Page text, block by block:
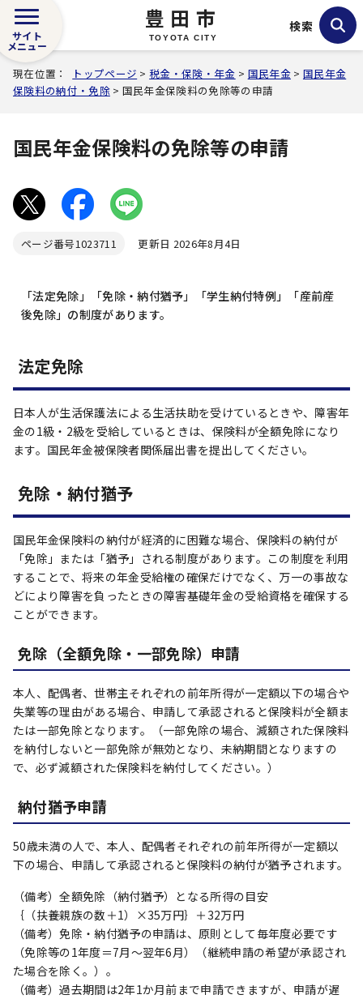
豊田市
TOYOTA CITY
サイト
メニュー
検索
現在位置： トップページ >税金・保険・年金 > 国民年金> 国民年金
保険料の納付・免除> 国民年金保険料の免除等の申請
国民年金保険料の免除等の申請
ページ番号1023711 更新日 2026年8月4日
「法定免除」「免除・納付猶予」「学生納付特例」「産前産
後免除」の制度があります。
法定免除
日本人が生活保護法による生活扶助を受けているときや、障害年
金の1級・2級を受給しているときは、保険料が全額免除になり
ます。国民年金被保険者関係届出書を提出してください。
免除・納付猶予
国民年金保険料の納付が経済的に困難な場合、保険料の納付が
「免除」または「猶予」される制度があります。この制度を利用
することで、将来の年金受給権の確保だけでなく、万一の事故な
どにより障害を負ったときの障害基礎年金の受給資格を確保する
ことができます。
免除（全額免除・一部免除）申請
本人、配偶者、世帯主それぞれの前年所得が一定額以下の場合や
失業等の理由がある場合、申請して承認されると保険料が全額ま
たは一部免除となります。（一部免除の場合、減額された保険料
を納付しないと一部免除が無効となり、未納期間となりますの
で、必ず減額された保険料を納付してください。）
納付猶予申請
50歳未満の人で、本人、配偶者それぞれの前年所得が一定額以
下の場合、申請して承認されると保険料の納付が猶予されます。
（備考）全額免除（納付猶予）となる所得の目安
｛（扶養親族の数＋1）×35万円｝＋32万円
（備考）免除・納付猶予の申請は、原則として毎年度必要です
（免除等の1年度＝7月～翌年6月）（継続申請の希望が承認され
た場合を除く。）。
（備考）過去期間は2年1か月前まで申請できますが、申請が遅